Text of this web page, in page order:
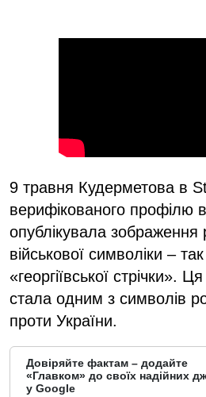
9 травня Кудерметова в
верифікованого профілю
опублікувала зображення
військової символіки –
«георгіївської стрічки».
стала одним з символів
проти України.
Довіряйте фактам – додайте
«Главком» до своїх надійних
у Google